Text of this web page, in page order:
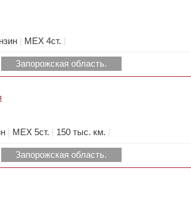
МЕХ 4ст.
Запорожская область.
МЕХ 5ст. 150 тыс. км.
Запорожская область.